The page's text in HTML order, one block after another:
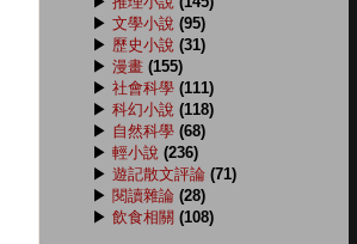
▶ 文學小說 (95)
▶ 歷史小說 (31)
▶ 漫畫 (155)
▶ 社會科學 (111)
▶ 科幻小說 (118)
▶ 自然科學 (68)
▶ 輕小說 (236)
▶ 遊記散文評論 (71)
▶ 閱讀雜論 (28)
▶ 飲食相關 (108)